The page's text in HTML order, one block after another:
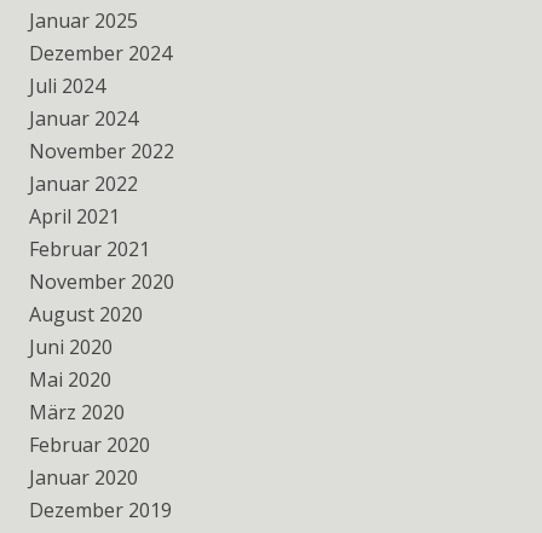
Januar 2025
Dezember 2024
Juli 2024
Januar 2024
November 2022
Januar 2022
April 2021
Februar 2021
November 2020
August 2020
Juni 2020
Mai 2020
März 2020
Februar 2020
Januar 2020
Dezember 2019